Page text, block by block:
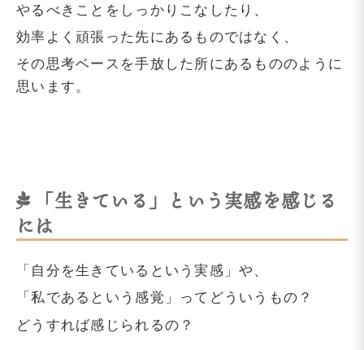
やるべきことをしっかりこなしたり、
効率よく頑張った先にあるものではなく、
その思考ベースを手放した所にあるもののように
思います。
「生きている」という実感を感じる
には
「自分を生きているという実感」や、
「私であるという感覚」ってどういうもの？
どうすれば感じられるの？